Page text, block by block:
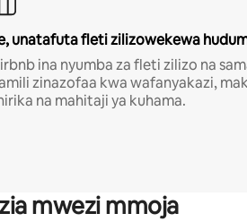
unatafuta fleti zilizowekewa
ina nyumba za fleti zilizo na
zinazofaa kwa wafanyakazi,
na mahitaji ya kuhama.
mwezi mmoja